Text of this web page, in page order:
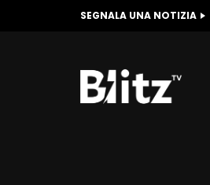
SEGNALA UNA NOTIZIA